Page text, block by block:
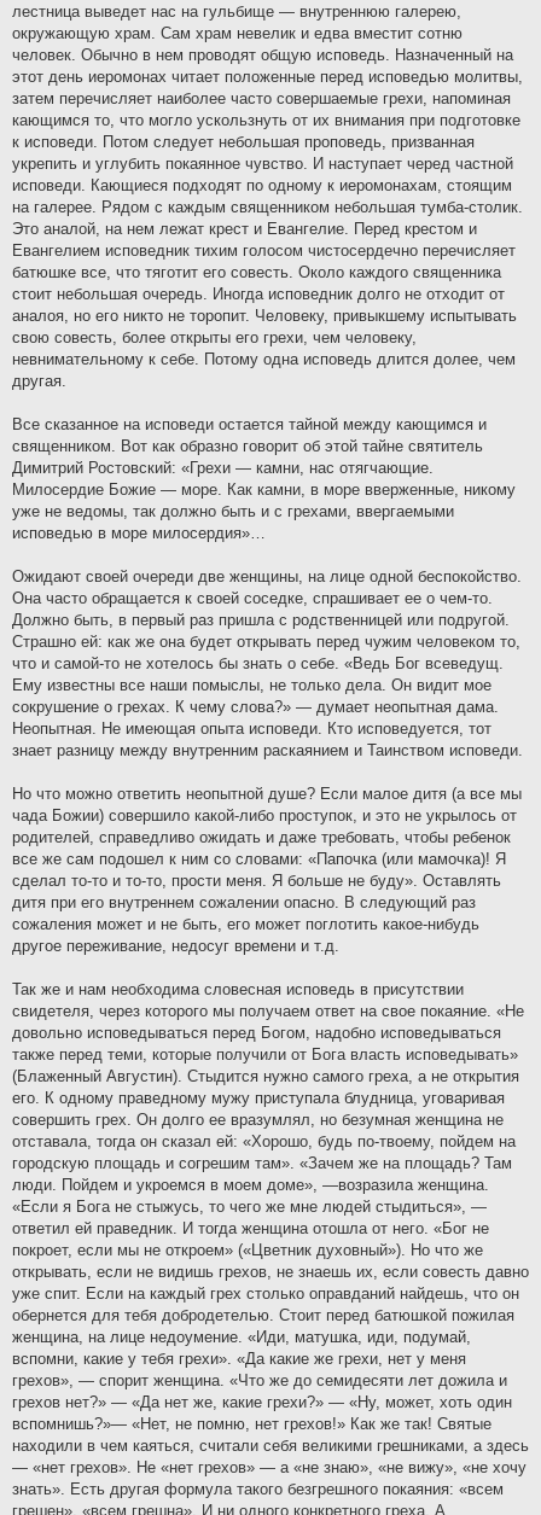
лестница выведет нас на гульбище — внутреннюю галерею,
окружающую храм. Сам храм невелик и едва вместит сотню
человек. Обычно в нем проводят общую исповедь. Назначенный на
этот день иеромонах читает положенные перед исповедью молитвы,
затем перечисляет наиболее часто совершаемые грехи, напоминая
кающимся то, что могло ускользнуть от их внимания при подготовке
к исповеди. Потом следует небольшая проповедь, призванная
укрепить и углубить покаянное чувство. И наступает черед частной
исповеди. Кающиеся подходят по одному к иеромонахам, стоящим
на галерее. Рядом с каждым священником небольшая тумба-столик.
Это аналой, на нем лежат крест и Евангелие. Перед крестом и
Евангелием исповедник тихим голосом чистосердечно перечисляет
батюшке все, что тяготит его совесть. Около каждого священника
стоит небольшая очередь. Иногда исповедник долго не отходит от
аналоя, но его никто не торопит. Человеку, привыкшему испытывать
свою совесть, более открыты его грехи, чем человеку,
невнимательному к себе. Потому одна исповедь длится долее, чем
другая.
Все сказанное на исповеди остается тайной между кающимся и
священником. Вот как образно говорит об этой тайне святитель
Димитрий Ростовский: «Грехи — камни, нас отягчающие.
Милосердие Божие — море. Как камни, в море вверженные, никому
уже не ведомы, так должно быть и с грехами, ввергаемыми
исповедью в море милосердия»…
Ожидают своей очереди две женщины, на лице одной беспокойство.
Она часто обращается к своей соседке, спрашивает ее о чем-то.
Должно быть, в первый раз пришла с родственницей или подругой.
Страшно ей: как же она будет открывать перед чужим человеком то,
что и самой-то не хотелось бы знать о себе. «Ведь Бог всеведущ.
Ему известны все наши помыслы, не только дела. Он видит мое
сокрушение о грехах. К чему слова?» — думает неопытная дама.
Неопытная. Не имеющая опыта исповеди. Кто исповедуется, тот
знает разницу между внутренним раскаянием и Таинством исповеди.
Но что можно ответить неопытной душе? Если малое дитя (а все мы
чада Божии) совершило какой-либо проступок, и это не укрылось от
родителей, справедливо ожидать и даже требовать, чтобы ребенок
все же сам подошел к ним со словами: «Папочка (или мамочка)! Я
сделал то-то и то-то, прости меня. Я больше не буду». Оставлять
дитя при его внутреннем сожалении опасно. В следующий раз
сожаления может и не быть, его может поглотить какое-нибудь
другое переживание, недосуг времени и т.д.
Так же и нам необходима словесная исповедь в присутствии
свидетеля, через которого мы получаем ответ на свое покаяние. «Не
довольно исповедываться перед Богом, надобно исповедываться
также перед теми, которые получили от Бога власть исповедывать»
(Блаженный Августин). Стыдится нужно самого греха, а не открытия
его. К одному праведному мужу приступала блудница, уговаривая
совершить грех. Он долго ее вразумлял, но безумная женщина не
отставала, тогда он сказал ей: «Хорошо, будь по-твоему, пойдем на
городскую площадь и согрешим там». «Зачем же на площадь? Там
люди. Пойдем и укроемся в моем доме», —возразила женщина.
«Если я Бога не стыжусь, то чего же мне людей стыдиться», —
ответил ей праведник. И тогда женщина отошла от него. «Бог не
покроет, если мы не откроем» («Цветник духовный»). Но что же
открывать, если не видишь грехов, не знаешь их, если совесть давно
уже спит. Если на каждый грех столько оправданий найдешь, что он
обернется для тебя добродетелью. Стоит перед батюшкой пожилая
женщина, на лице недоумение. «Иди, матушка, иди, подумай,
вспомни, какие у тебя грехи». «Да какие же грехи, нет у меня
грехов», — спорит женщина. «Что же до семидесяти лет дожила и
грехов нет?» — «Да нет же, какие грехи?» — «Ну, может, хоть один
вспомнишь?»— «Нет, не помню, нет грехов!» Как же так! Святые
находили в чем каяться, считали себя великими грешниками, а здесь
— «нет грехов». Не «нет грехов» — а «не знаю», «не вижу», «не хочу
знать». Есть другая формула такого безгрешного покаяния: «всем
грешен», «всем грешна». И ни одного конкретного греха. А